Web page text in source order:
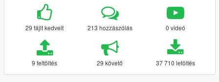
29 fájlt kedvelt 213 hozzászólás 0 videó
9 feltöltés 29 követő 37 710 letöltés